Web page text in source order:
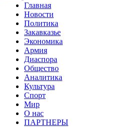
Главная
Новости
Политика
Закавказье
Экономика
Армия
Диаспора
Общество
Аналитика
Культура
Спорт
Мир
О нас
ПАРТНЕРЫ